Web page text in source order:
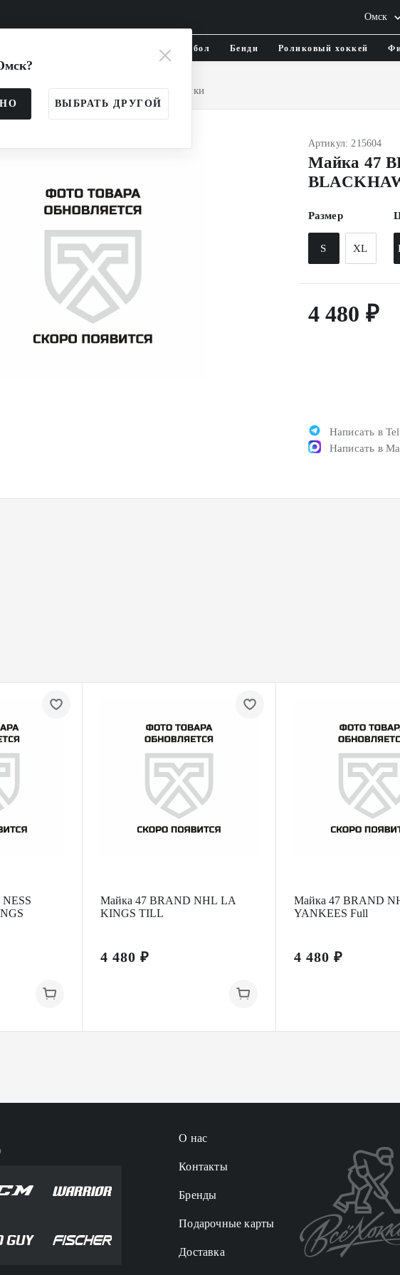
Омск
Флорбол Бенди Роликовый хоккей
ВЫБРАТЬ ДРУГОЙ
и одежда Одежда Майки
Артикул: 215604
Майка 47
Размер
S XL
4 480 ₽
Написать в
Написать в
Майка 47 BRAND NHL LA
KINGS TILL
4 480 ₽
Майка 47 BRAND
YANKEES Full
4 480 ₽
О нас
Контакты
Бренды
Подарочные карты
Доставка